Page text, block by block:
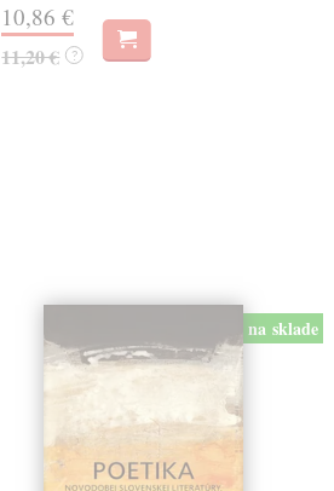
10,86 €
11,20 € ?
na sklade